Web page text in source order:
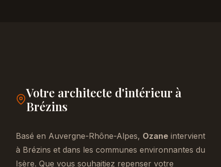
Votre architecte d'intérieur à
Brézins
Basé en Auvergne-Rhône-Alpes, Ozane intervient
à Brézins et dans les communes environnantes du
Isère. Que vous souhaitiez repenser votre